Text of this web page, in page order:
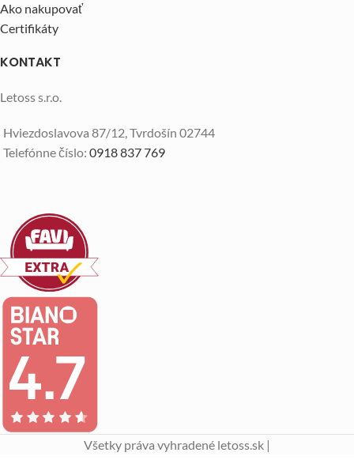
Ako nakupovať
Certifikáty
KONTAKT
Letoss s.r.o.
Hviezdoslavova 87/12, Tvrdošín 02744
Telefónne číslo: 0918 837 769
Všetky práva vyhradené letoss.sk |